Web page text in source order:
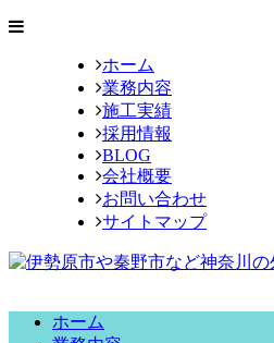
ホーム
業務内容
施工実績
採用情報
BLOG
会社概要
お問い合わせ
サイトマップ
ホーム